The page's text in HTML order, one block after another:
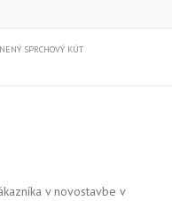
SPRCHOVÝ KÚT
v novostavbe v